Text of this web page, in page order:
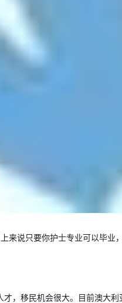
来说只要你护士专业可以毕业
，移民机会很大。目前澳大利